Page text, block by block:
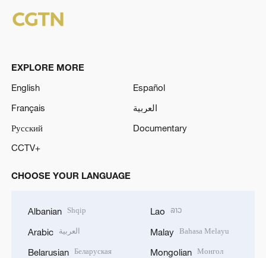
EXPLORE MORE
English
Español
Français
العربية
Русский
Documentary
CCTV+
CHOOSE YOUR LANGUAGE
Albanian Shqip
Arabic العربية
Belarusian Беларуская
Lao ລາວ
Malay Bahasa Melayu
Mongolian Монгол